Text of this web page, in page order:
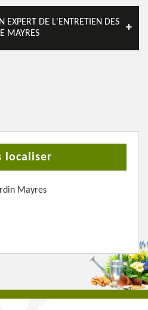
EXPERT DE L'ENTRETIEN DES
MAYRES
localiser
Mayres